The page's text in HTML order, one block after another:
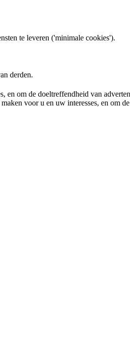
te leveren ('minimale cookies').
derden.
om de doeltreffendheid van
voor u en uw interesses, en om